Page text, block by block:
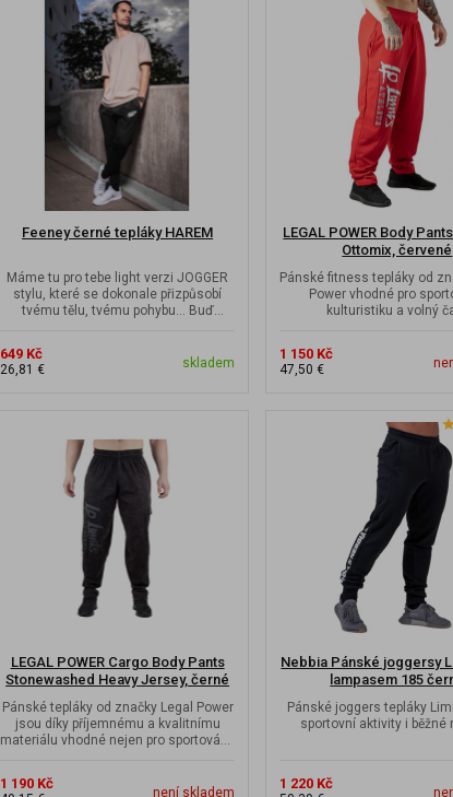
Feeney černé tepláky HAREM
Máme tu pro tebe light verzi JOGGER
stylu, které se dokonale přizpůsobí
tvému tělu, tvému pohybu... Buď
649 Kč
26,81 € skladem
LEGAL POWER Body
Ottomix, červené
Pánské fitness tepláky od
Power vhodné pro
kulturistiku a volný
1 150 Kč
47,50 €
LEGAL POWER Cargo Body Pants
Stonewashed Heavy Jersey, černé
Pánské tepláky od značky Legal Power
jsou díky příjemnému a kvalitnímu
materiálu vhodné nejen pro sportování,
1 190 Kč
není skladem
Nebbia Pánské joggersy
lampasem 185
Pánské joggers tepláky
sportovní aktivity i běžné
1 220 Kč